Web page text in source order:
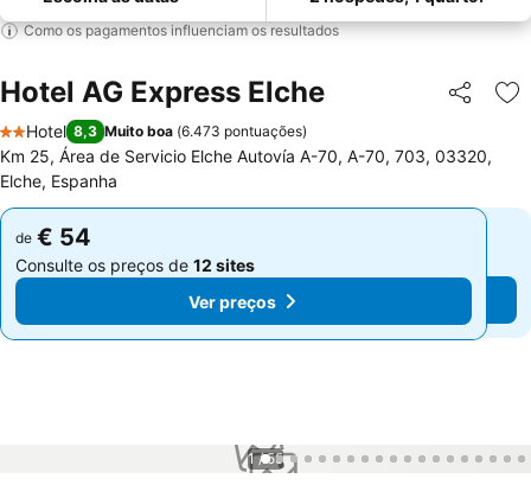
Como os pagamentos influenciam os resultados
Hotel AG Express Elche Partilhar
2 Estrelas
Hotel 8,3 Muito boa (6.473 pontuações)
Km 25, Área de Servicio Elche Autovía A-70, A-70, 703, 03320,
Elche, Espanha
de € 54
Consulte os preços de 12 sites
Ver preços
de € 54
Consulte os preços de 12 sites
Ver preços
1 / 55